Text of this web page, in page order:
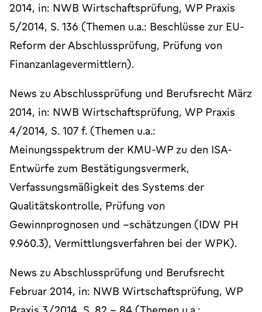
2014, in: NWB Wirtschaftsprüfung, WP Praxis
5/2014, S. 136 (Themen u.a.: Beschlüsse zur EU-
Reform der Abschlussprüfung, Prüfung von
Finanzanlagevermittlern).
News zu Abschlussprüfung und Berufsrecht März
2014, in: NWB Wirtschaftsprüfung, WP Praxis
4/2014, S. 107 f. (Themen u.a.:
Meinungsspektrum der KMU-WP zu den ISA-
Entwürfe zum Bestätigungsvermerk,
Verfassungsmäßigkeit des Systems der
Qualitätskontrolle, Prüfung von
Gewinnprognosen und –schätzungen (IDW PH
9.960.3), Vermittlungsverfahren bei der WPK).
News zu Abschlussprüfung und Berufsrecht
Februar 2014, in: NWB Wirtschaftsprüfung, WP